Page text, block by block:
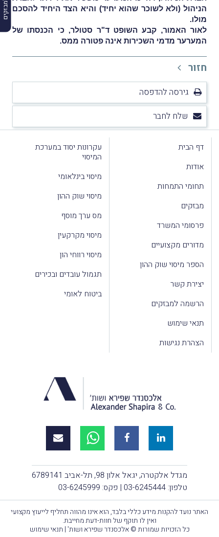
הניהול (ולא לשוכר שהוא יחיד) והיא הצד היחיד להסכם
מולו.
לאור האמור, קבע השופט ד"ר סטולר, כי הכנסתו של
המערער מדמי השכירות אינה פטורה ממס.
חזור
גירסה להדפסה
שלח לחבר
דף הבית
אודות
תחומי התמחות
מבזקים
פרסומי המשרד
מדורים מקצועיים
הספר מיסוי שוק ההון
יצירת קשר
הרשמה למבזקים
תנאי שימוש
הצהרת נגישות
עקרונות יסוד במערכת
המיסוי
מיסוי בינלאומי
מיסוי שוק ההון
מס ערך מוסף
מיסוי מקרקעין
מיסוי רווחי הון
תגמול עובדים ובכירים
ביטוח לאומי
מגדל אלקטרה, יגאל אלון 98, תל-אביב 6789141
טלפון: 03-6245444 | פקס: 03-6245999
האתר נועד להקנות מידע כללי בלבד, הוא אינו מהווה תחליף לייעוץ מקצועי
ואין לו תוקף של חוות-דעת מחייבת.
כל הזכויות שמורות © אלכסנדר שפירא ושות' | תנאי שימוש